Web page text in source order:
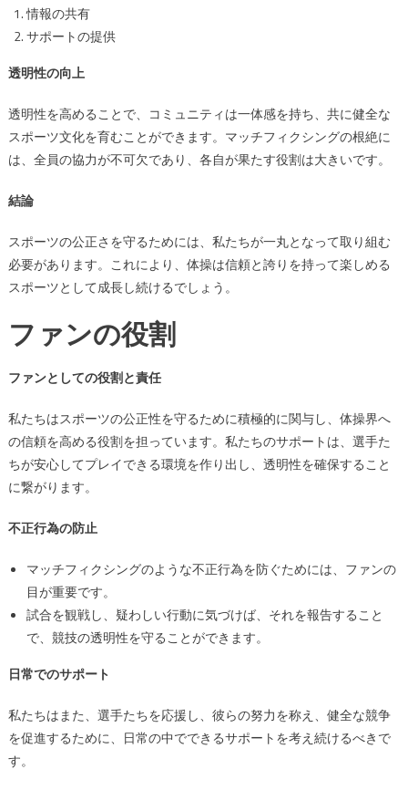
情報の共有
サポートの提供
透明性の向上
透明性を高めることで、コミュニティは一体感を持ち、共に健全な
スポーツ文化を育むことができます。マッチフィクシングの根絶に
は、全員の協力が不可欠であり、各自が果たす役割は大きいです。
結論
スポーツの公正さを守るためには、私たちが一丸となって取り組む
必要があります。これにより、体操は信頼と誇りを持って楽しめる
スポーツとして成長し続けるでしょう。
ファンの役割
ファンとしての役割と責任
私たちはスポーツの公正性を守るために積極的に関与し、体操界へ
の信頼を高める役割を担っています。私たちのサポートは、選手た
ちが安心してプレイできる環境を作り出し、透明性を確保すること
に繋がります。
不正行為の防止
マッチフィクシングのような不正行為を防ぐためには、ファンの
目が重要です。
試合を観戦し、疑わしい行動に気づけば、それを報告すること
で、競技の透明性を守ることができます。
日常でのサポート
私たちはまた、選手たちを応援し、彼らの努力を称え、健全な競争
を促進するために、日常の中でできるサポートを考え続けるべきで
す。